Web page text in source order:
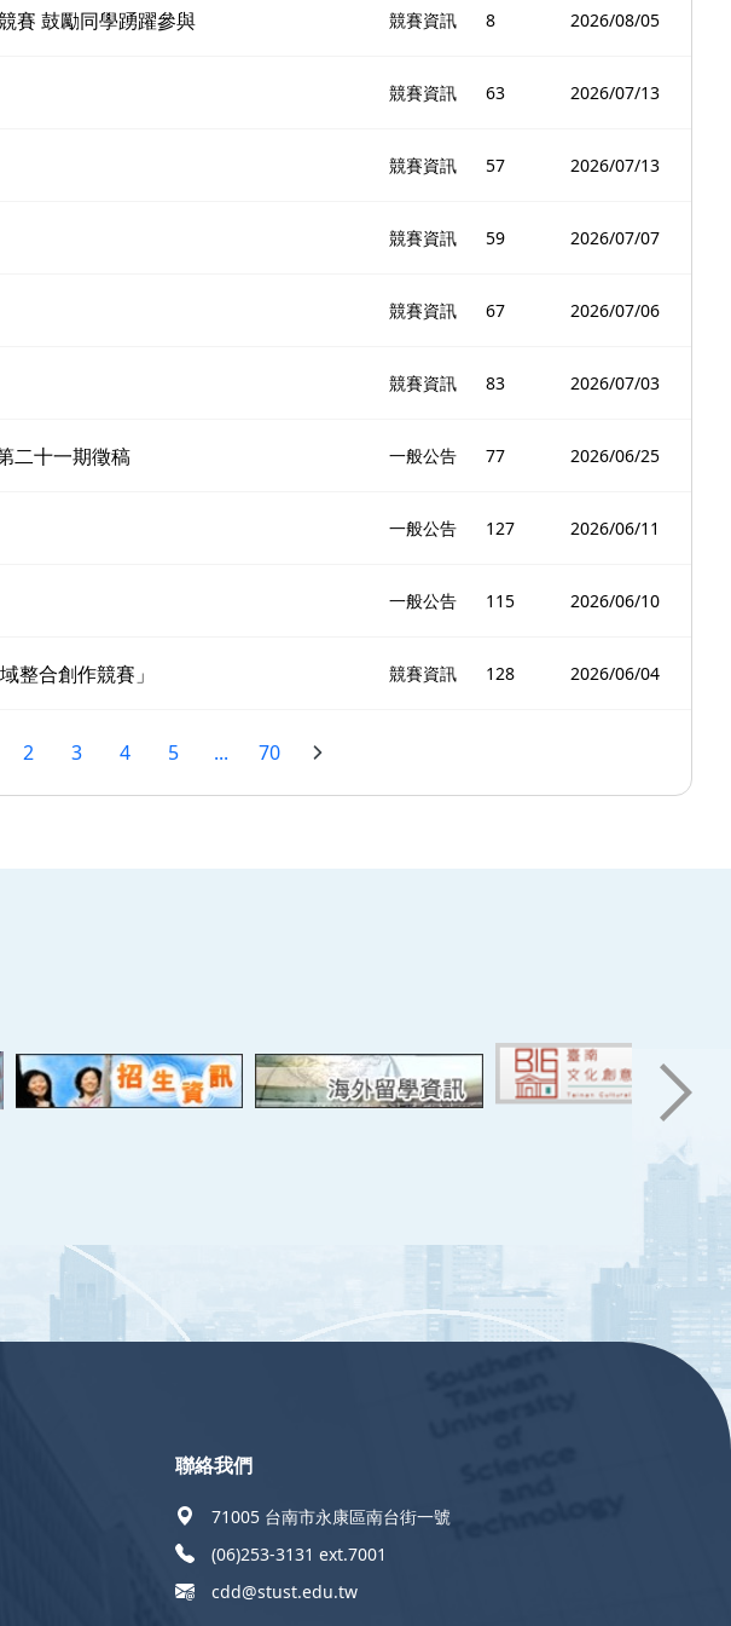
賽 鼓勵同學踴躍參與 競賽資訊 8 2026/08/05
競賽資訊 63 2026/07/13
競賽資訊 57 2026/07/13
競賽資訊 59 2026/07/07
競賽資訊 67 2026/07/06
競賽資訊 83 2026/07/03
二十一期徵稿 一般公告 77 2026/06/25
一般公告 127 2026/06/11
一般公告 115 2026/06/10
整合創作競賽」 競賽資訊 128 2026/06/04
2 3 4 5 ... 70
聯絡我們
71005 台南市永康區南台街一號
(06)253-3131 ext.7001
cdd@stust.edu.tw